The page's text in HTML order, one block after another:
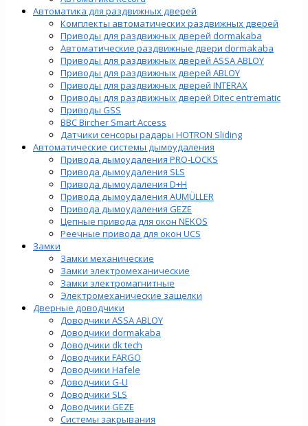
Автоматика для раздвижных дверей
Комплекты автоматических раздвижных дверей
Приводы для раздвижных дверей dormakaba
Автоматические раздвижные двери dormakaba
Приводы для раздвижных дверей ASSA ABLOY
Приводы для раздвижных дверей ABLOY
Приводы для раздвижных дверей INTERAX
Приводы для раздвижных дверей Ditec entrematic
Приводы GSS
BBC Bircher Smart Access
Датчики сенсоры радары HOTRON Sliding
Автоматические системы дымоудаления
Привода дымоудаления PRO-LOCKS
Привода дымоудаления SLS
Привода дымоудаления D+H
Привода дымоудаления AUMÜLLER
Привода дымоудаления GEZE
Цепные привода для окон NEKOS
Реечные привода для окон UСS
Замки
Замки механические
Замки электромеханические
Замки электромагнитные
Электромеханические защелки
Дверные доводчики
Доводчики ASSA ABLOY
Доводчики dormakaba
Доводчики dk tech
Доводчики FARGO
Доводчики Hafele
Доводчики G-U
Доводчики SLS
Доводчики GEZE
Cистемы закрывания